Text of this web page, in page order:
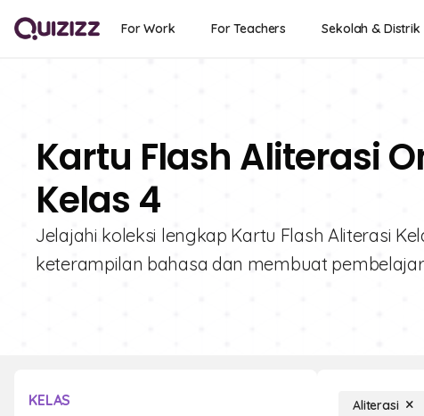
For Work For Teachers Sekolah & Distrik
Kartu Flash Aliterasi
Kelas 4
Jelajahi koleksi lengkap Kartu Flash Aliterasi
keterampilan bahasa dan membuat
KELAS Aliterasi